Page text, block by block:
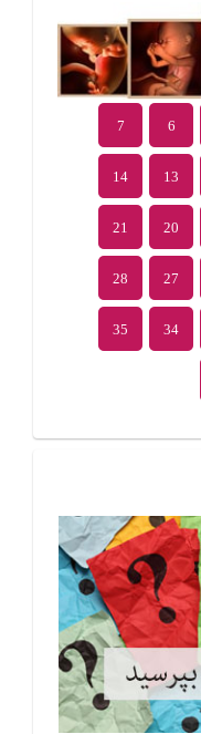
6
7
13
14
20
21
27
28
34
35